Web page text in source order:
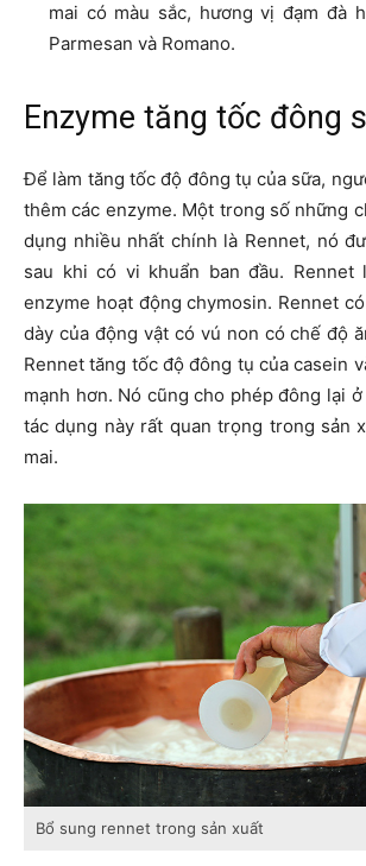
mai có màu sắc, hương vị đạm đà
Parmesan và Romano.
Enzyme tăng tốc đông
Để làm tăng tốc độ đông tụ của sữa,
thêm các enzyme. Một trong số những
dụng nhiều nhất chính là Rennet, nó
sau khi có vi khuẩn ban đầu. Rennet
enzyme hoạt động chymosin. Rennet
dày của động vật có vú non có chế độ
Rennet tăng tốc độ đông tụ của casein
mạnh hơn. Nó cũng cho phép đông lại
tác dụng này rất quan trọng trong sản
mai.
Bổ sung rennet trong sản xuất